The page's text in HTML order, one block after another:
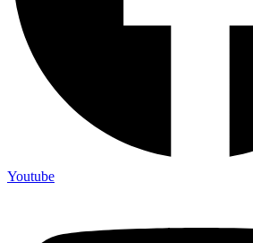
Youtube